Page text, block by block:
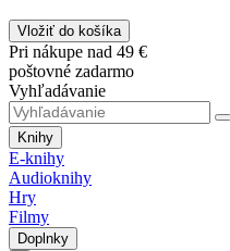
Vložiť do košíka
Pri nákupe nad 49 €
poštovné zadarmo
Vyhľadávanie
Knihy
E-knihy
Audioknihy
Hry
Filmy
Doplnky